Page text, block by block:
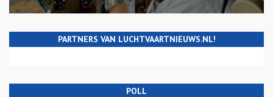
PARTNERS VAN LUCHTVAARTNIEUWS.NL!
POLL